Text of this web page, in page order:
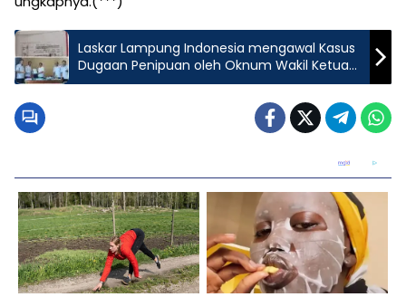
Laskar Lampung Indonesia mengawal Kasus
Dugaan Penipuan oleh Oknum Wakil Ketua
DPRD Tuba..